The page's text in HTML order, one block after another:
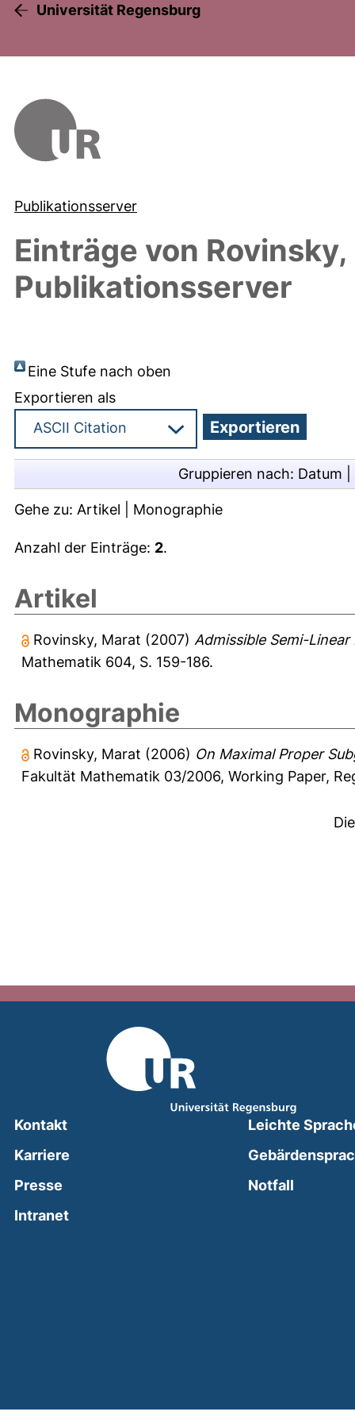
Universität Regensburg
Publikationsserver
Einträge von
Publikationsserver
Eine Stufe nach oben
Exportieren als
Gruppieren nach: Datum
Gehe zu: Artikel Monographie
Anzahl der Einträge: 2.
Artikel
Rovinsky, Marat (2007) Admissible Semi-
Mathematik 604, S. 159-186.
Monographie
Rovinsky, Marat (2006) On Maximal Proper
Fakultät Mathematik 03/2006, Working Paper,
Kontakt
Karriere
Presse
Intranet(external link, opens in a new window)
Leichte
Notfall